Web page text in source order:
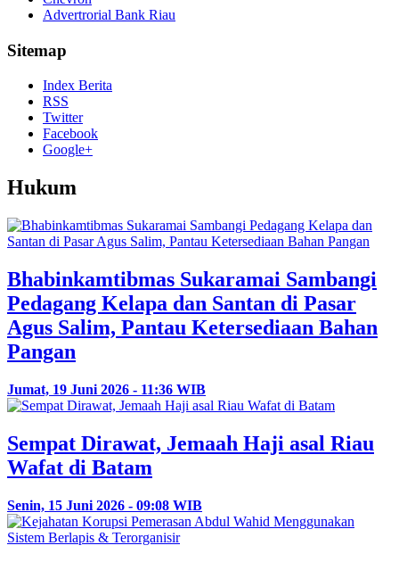
Advertrorial Bank Riau
Sitemap
Index Berita
RSS
Twitter
Facebook
Google+
Hukum
Bhabinkamtibmas Sukaramai Sambangi
Pedagang Kelapa dan Santan di Pasar
Agus Salim, Pantau Ketersediaan Bahan
Pangan
Jumat, 19 Juni 2026 - 11:36 WIB
Sempat Dirawat, Jemaah Haji asal Riau
Wafat di Batam
Senin, 15 Juni 2026 - 09:08 WIB